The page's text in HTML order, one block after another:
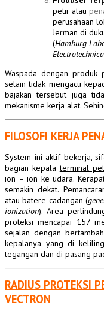
petir atau
perusahaan
Jerman di
(Hamburg
Waspada dengan produk
selain tidak mengacu
bajakan tersebut juga
mekanisme kerja alat.
FILOSOFI KERJA
System ini aktif bekerja,
bagian kepalaterminal
ion – ion ke udara.
semakin dekat.
atau batere cadangan (
ionization). Area
proteksi mencapai 157
sejalan dengan
kepalanya yang di
tegangan dan di pasang
RADIUS PROTEKSI
VECTRON